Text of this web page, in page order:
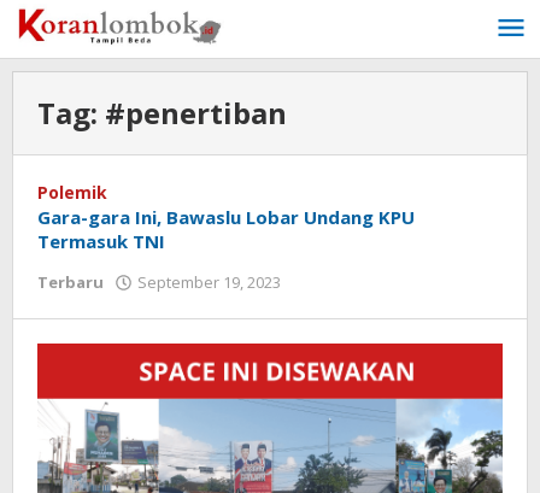
Lewati
ke
konten
Tag: #penertiban
Polemik
Gara-gara Ini, Bawaslu Lobar Undang KPU
Termasuk TNI
Terbaru September 19, 2023